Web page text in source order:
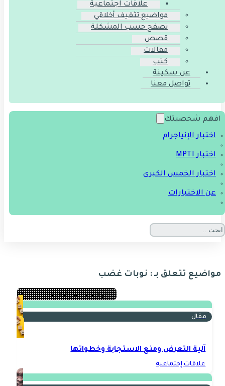
علاقات اجتماعية
مواضيع تثقيف أخلاقي
تصفح حسب المشكلة
قصص
مقالات
كتب
عن سكينة
تواصل معنا
افهم شخصيتك
اختبار الإنياجرام
اختبار MPTI
اختبار الخمس الكبرى
عن الاختبارات
مواضيع تتعلق بـ : نوبات غضب
مقال
آلية التعرض ومنع الاستجابة وخطواتها
علاقات إجتماعية